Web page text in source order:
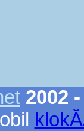
2002